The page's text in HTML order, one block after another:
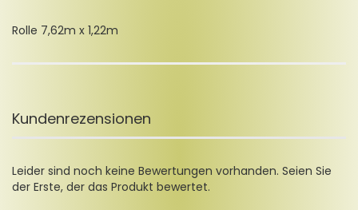
Rolle 7,62m x 1,22m
Kundenrezensionen
Leider sind noch keine Bewertungen vorhanden. Seien Sie
der Erste, der das Produkt bewertet.